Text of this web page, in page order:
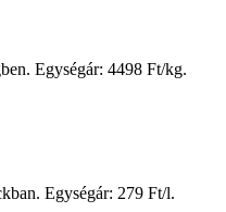
Egységár: 4498 Ft/kg.
Egységár: 279 Ft/l.